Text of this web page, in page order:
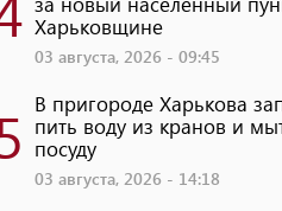
Харьковщине
03 августа, 2026 - 09:45
В пригороде Харькова
пить воду из кранов и
посуду
03 августа, 2026 - 14:18